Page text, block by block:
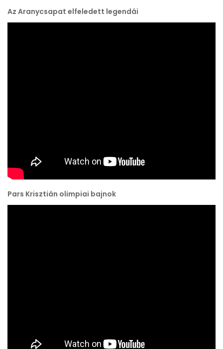
Az Aranycsapat elfeledett legendái
Pars Krisztián olimpiai bajnok